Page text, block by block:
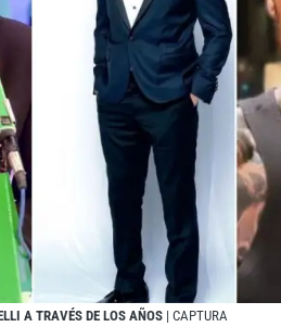
A TRAVÉS DE LOS AÑOS | CAPTURA